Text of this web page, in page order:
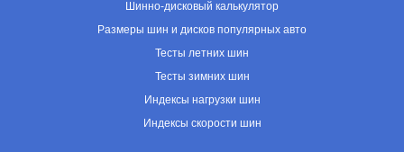
Шинно-дисковый калькулятор
Размеры шин и дисков популярных авто
Тесты летних шин
Тесты зимних шин
Индексы нагрузки шин
Индексы скорости шин